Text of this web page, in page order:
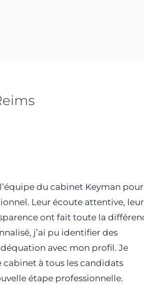
du cabinet Keyman
Leur écoute attentive,
ont fait toute la
j’ai pu identifier des
avec mon profil. Je
à tous les candidats
étape professionnelle.